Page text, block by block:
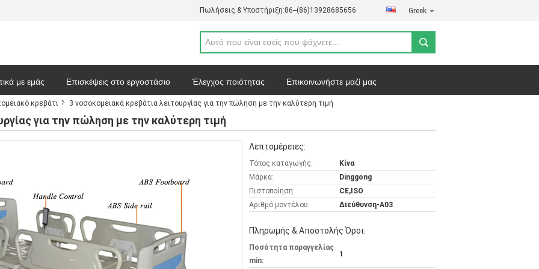
Πωλήσεις & Υποστήριξη:86--(86)13928685656 Greek
με εμάς Επισκέψεις στο εργοστάσιο Έλεγχος ποιότητας Επικοινωνήστε μαζί μας
Ειδήσεις Χάρτης ιστοσελίδας Πολιτική απορρήτου
κρεβάτι 3 νοσοκομειακά κρεβάτια λειτουργίας για την πώληση με την καλύτερη τιμή
για την πώληση με την καλύτερη τιμή
Λεπτομέρειες:
Τόπος καταγωγής:
Κίνα
Μάρκα:
Dinggong
Πιστοποίηση:
CE,ISO
Αριθμό μοντέλου:
Διεύθυνση-A03
Πληρωμής & Αποστολής Όροι:
Ποσότητα παραγγελίας
min:
1